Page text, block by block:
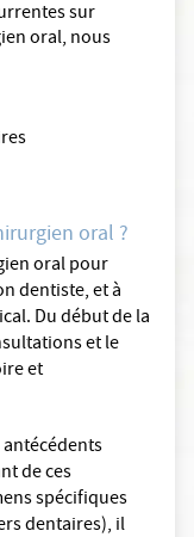
sur
oral, nous
oral ?
oral pour
dentiste, et à
Du début de la
et le
et
de ces
spécifiques
dentaires), il